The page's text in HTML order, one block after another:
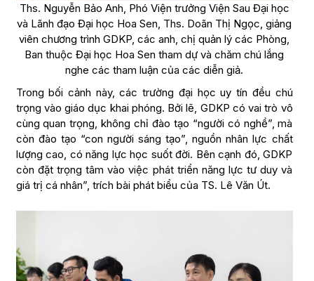
Ths. Nguyễn Bảo Anh, Phó Viện trưởng Viện Sau Đại học
và Lãnh đạo Đại học Hoa Sen, Ths. Doãn Thị Ngọc, giảng
viên chương trình GDKP, các anh, chị quản lý các Phòng,
Ban thuộc Đại học Hoa Sen tham dự và chăm chú lắng
nghe các tham luận của các diễn giả.
Trong bối cảnh này, các trường đại học uy tín đều chú
trọng vào giáo dục khai phóng. Bởi lẽ, GDKP có vai trò vô
cùng quan trọng, không chỉ đào tạo “người có nghề”, mà
còn đào tạo “con người sáng tạo”, nguồn nhân lực chất
lượng cao, có năng lực học suốt đời. Bên cạnh đó, GDKP
còn đặt trọng tâm vào việc phát triển năng lực tư duy và
giá trị cá nhân”, trích bài phát biểu của TS. Lê Văn Út.